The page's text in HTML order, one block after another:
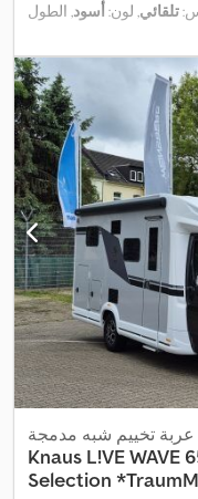
تلقائي, لون: أسود, الطول
6 , الوزن الإجمالي:3.500
3.074 كجم
, الوزن الأقصى
العجلات:
, معدات:
مطبخ على متن المركبة,
عربة تخييم شبه مدمجة
Knaus L!VE WAVE
Selection